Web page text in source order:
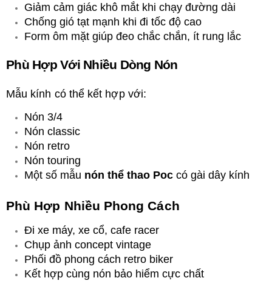
Giảm cảm giác khô mắt khi chạy đường dài
Chống gió tạt mạnh khi đi tốc độ cao
Form ôm mặt giúp đeo chắc chắn, ít rung lắc
Phù Hợp Với Nhiều Dòng Nón
Mẫu kính có thể kết hợp với:
Nón 3/4
Nón classic
Nón retro
Nón touring
Một số mẫu nón thể thao Poccó gài dây kính
Phù Hợp Nhiều Phong Cách
Đi xe máy, xe cổ, cafe racer
Chụp ảnh concept vintage
Phối đồ phong cách retro biker
Kết hợp cùng nón bảo hiểm cực chất